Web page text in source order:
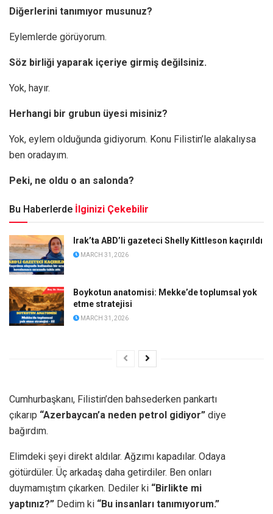
Diğerlerini tanımıyor musunuz?
Eylemlerde görüyorum.
Söz birliği yaparak içeriye girmiş değilsiniz.
Yok, hayır.
Herhangi bir grubun üyesi misiniz?
Yok, eylem olduğunda gidiyorum. Konu Filistin’le alakalıysa
ben oradayım.
Peki, ne oldu o an salonda?
Bu Haberlerde İlginizi Çekebilir
Irak’ta ABD’li gazeteci Shelly Kittleson kaçırıldı
MARCH 31, 2026
Boykotun anatomisi: Mekke’de toplumsal yok
etme stratejisi
MARCH 31, 2026
Cumhurbaşkanı, Filistin’den bahsederken pankartı
çıkarıp “Azerbaycan’a neden petrol gidiyor” diye
bağırdım.
Elimdeki şeyi direkt aldılar. Ağzımı kapadılar. Odaya
götürdüler. Üç arkadaş daha getirdiler. Ben onları
duymamıştım çıkarken. Dediler ki “Birlikte mi
yaptınız?” Dedim ki “Bu insanları tanımıyorum.”